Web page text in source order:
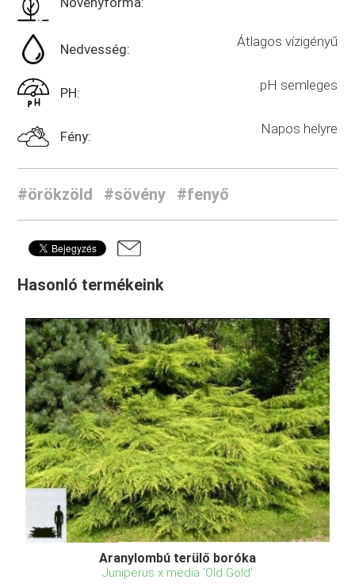
Nedvesség: Átlagos vízigényű
PH: pH semleges
Fény: Napos helyre
#örökzöld #sövény #fenyő
Hasonló termékeink
Aranylombú terülő boróka
Juniperus x media 'Old Gold'